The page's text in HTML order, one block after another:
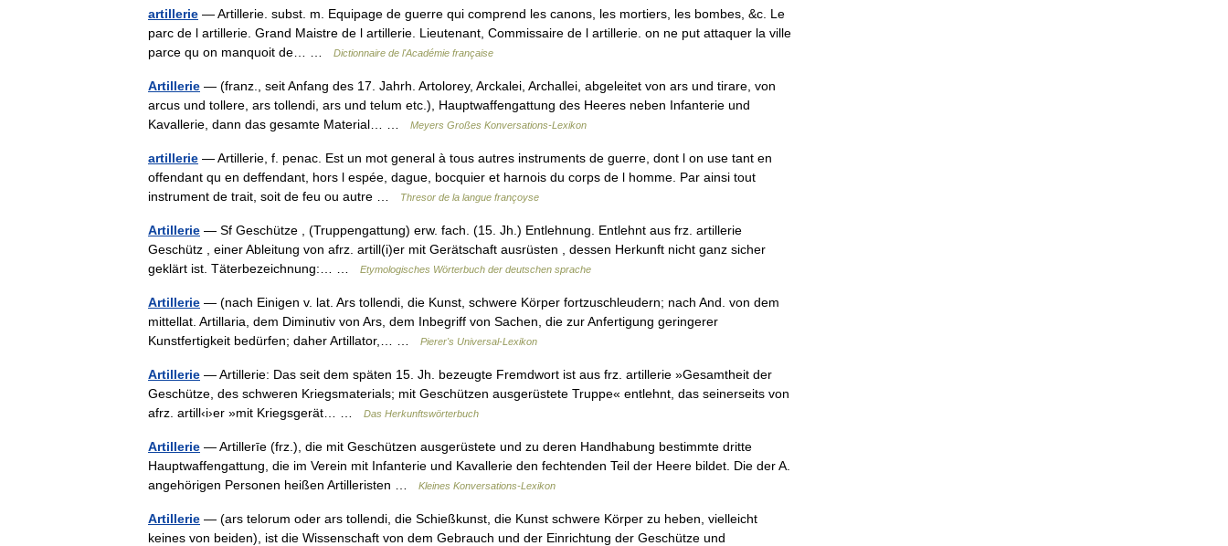
artillerie — Artillerie. subst. m. Equipage de guerre qui comprend les canons, les mortiers, les bombes, &c. Le
parc de l artillerie. Grand Maistre de l artillerie. Lieutenant, Commissaire de l artillerie. on ne put attaquer la ville
parce qu on manquoit de… …
Dictionnaire de l'Académie française
Artillerie — (franz., seit Anfang des 17. Jahrh. Artolorey, Arckalei, Archallei, abgeleitet von ars und tirare, von
arcus und tollere, ars tollendi, ars und telum etc.), Hauptwaffengattung des Heeres neben Infanterie und
Kavallerie, dann das gesamte Material… …
Meyers Großes Konversations-Lexikon
artillerie — Artillerie, f. penac. Est un mot general à tous autres instruments de guerre, dont l on use tant en
offendant qu en deffendant, hors l espée, dague, bocquier et harnois du corps de l homme. Par ainsi tout
instrument de trait, soit de feu ou autre …
Thresor de la langue françoyse
Artillerie — Sf Geschütze , (Truppengattung) erw. fach. (15. Jh.) Entlehnung. Entlehnt aus frz. artillerie
Geschütz , einer Ableitung von afrz. artill(i)er mit Gerätschaft ausrüsten , dessen Herkunft nicht ganz sicher
geklärt ist. Täterbezeichnung:… …
Etymologisches Wörterbuch der deutschen sprache
Artillerie — (nach Einigen v. lat. Ars tollendi, die Kunst, schwere Körper fortzuschleudern; nach And. von dem
mittellat. Artillaria, dem Diminutiv von Ars, dem Inbegriff von Sachen, die zur Anfertigung geringerer
Kunstfertigkeit bedürfen; daher Artillator,… …
Pierer's Universal-Lexikon
Artillerie — Artillerie: Das seit dem späten 15. Jh. bezeugte Fremdwort ist aus frz. artillerie »Gesamtheit der
Geschütze, des schweren Kriegsmaterials; mit Geschützen ausgerüstete Truppe« entlehnt, das seinerseits von
afrz. artill‹i›er »mit Kriegsgerät… …
Das Herkunftswörterbuch
Artillerie — Artillerīe (frz.), die mit Geschützen ausgerüstete und zu deren Handhabung bestimmte dritte
Hauptwaffengattung, die im Verein mit Infanterie und Kavallerie den fechtenden Teil der Heere bildet. Die der A.
angehörigen Personen heißen Artilleristen …
Kleines Konversations-Lexikon
Artillerie — (ars telorum oder ars tollendi, die Schießkunst, die Kunst schwere Körper zu heben, vielleicht
keines von beiden), ist die Wissenschaft von dem Gebrauch und der Einrichtung der Geschütze und